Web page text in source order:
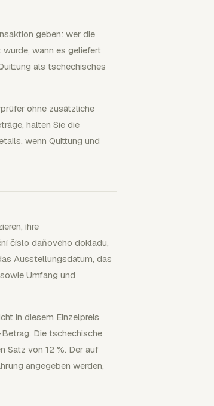
geben: wer die
wann es geliefert
als tschechisches
ohne zusätzliche
halten Sie die
wenn Quittung und
ihre
číslo daňového dokladu,
Ausstellungsdatum, das
Umfang und
in diesem Einzelpreis
Die tschechische
Satz von 12 %. Der auf
angegeben werden,